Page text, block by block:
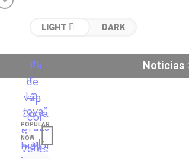
LIGHT DARK
Noticias
POPULAR
NOW